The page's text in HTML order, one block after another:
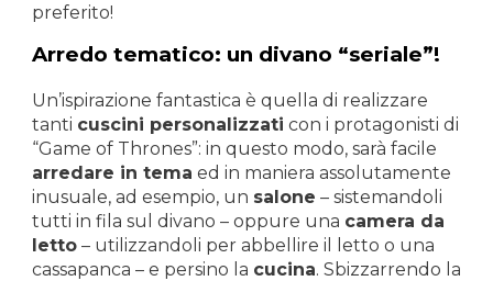
preferito!
Arredo tematico: un divano “seriale”!
Un’ispirazione fantastica è quella di realizzare
tanti cuscini personalizzati con i protagonisti di
“Game of Thrones”: in questo modo, sarà facile
arredare in tema ed in maniera assolutamente
inusuale, ad esempio, un salone – sistemandoli
tutti in fila sul divano – oppure una camera da
letto– utilizzandoli per abbellire il letto o una
cassapanca – e persino la cucina. Sbizzarrendo la